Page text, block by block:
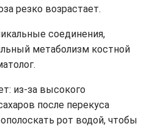
резко возрастает.
соединения,
метаболизм костной
из-за высокого
после перекуса
рот водой, чтобы